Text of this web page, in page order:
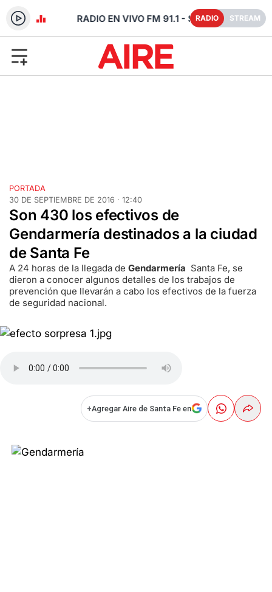
FE RADIO STREAM
PORTADA
30 DE SEPTIEMBRE DE 2016 · 12:40
Son 430 los efectivos de
Gendarmería destinados a la ciudad
de Santa Fe
A 24 horas de la llegada de Gendarmería Santa Fe, se
dieron a conocer algunos detalles de los trabajos de
prevención que llevarán a cabo los efectivos de la fuerza
de seguridad nacional.
+Agregar Aire de Santa Fe en